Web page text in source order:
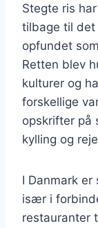
Stegte ris
tilbage til det
opfundet
Retten blev
kulturer og
forskellige
opskrifter på
kylling og
I Danmark
især i
restauranter